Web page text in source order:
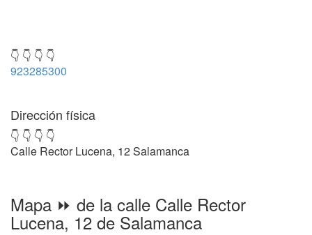
👇 👇 👇 👇
923285300
Dirección física
👇 👇 👇 👇
Calle Rector Lucena, 12 Salamanca
Mapa ⏩ de la calle Calle Rector
Lucena, 12 de Salamanca